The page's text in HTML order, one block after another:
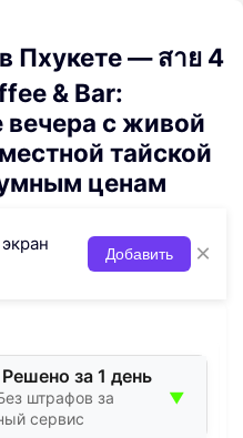
Пхукете — สาย 4
& Bar:
с живой
тайской
ценам
Добавить ×
за 1 день
штрафов за
сервис
▼